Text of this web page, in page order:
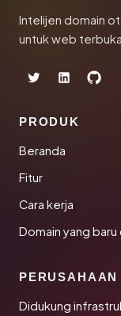
Intelijen domain
untuk web terbuka.
PRODUK
Beranda
Fitur
Cara kerja
Domain yang
PERUSAHAAN
Didukung